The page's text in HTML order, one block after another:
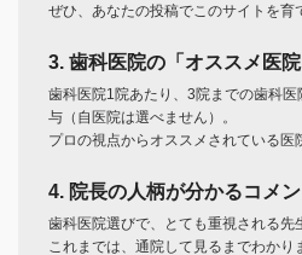
ぜひ、あなたの投稿でこのサイトを育
3. 歯科医院の「オススメ医
歯科医院1院あたり、3院までの歯科
与（自医院は選べません）。
プロの視点からオススメされている医
4. 院長の人柄が分かるコメ
歯科医院選びで、とても重視される先
これまでは、通院して見るまでわかり